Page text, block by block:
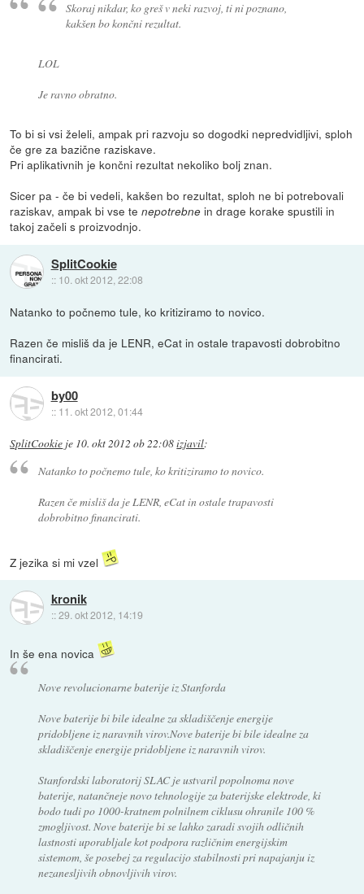
Skoraj nikdar, ko greš v neki razvoj, ti ni poznano,
kakšen bo končni rezultat.
LOL
Je ravno obratno.
To bi si vsi želeli, ampak pri razvoju so dogodki nepredvidljivi, sploh
če gre za bazične raziskave.
Pri aplikativnih je končni rezultat nekoliko bolj znan.
Sicer pa - če bi vedeli, kakšen bo rezultat, sploh ne bi potrebovali
raziskav, ampak bi vse tenepotrebnein drage korake spustili in
takoj začeli s proizvodnjo.
SplitCookie
:: 10. okt 2012, 22:08
Natanko to počnemo tule, ko kritiziramo to novico.
Razen če misliš da je LENR, eCat in ostale trapavosti dobrobitno
financirati.
by00
:: 11. okt 2012, 01:44
SplitCookie je 10. okt 2012 ob 22:08izjavil:
Natanko to počnemo tule, ko kritiziramo to novico.
Razen če misliš da je LENR, eCat in ostale trapavosti
dobrobitno financirati.
Z jezika si mi vzel
kronik
::29. okt 2012, 14:19
In še ena novica
Nove revolucionarne baterije iz Stanforda
Nove baterije bi bile idealne za skladiščenje energije
pridobljene iz naravnih virov.Nove baterije bi bile idealne za
skladiščenje energije pridobljene iz naravnih virov.
Stanfordski laboratorij SLAC je ustvaril popolnoma nove
baterije, natančneje novo tehnologije za baterijske elektrode, ki
bodo tudi po 1000-kratnem polnilnem ciklusu ohranile 100 %
zmogljivost. Nove baterije bi se lahko zaradi svojih odličnih
lastnosti uporabljale kot podpora različnim energijskim
sistemom, še posebej za regulacijo stabilnosti pri napajanju iz
nezanesljivih obnovljivih virov.